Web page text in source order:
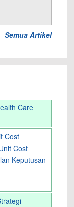
Semua Artikel
Care
Cost
Cost
Keputusan